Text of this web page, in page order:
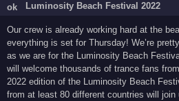
Luminosity Beach Festival 2022
Our crew is already working hard at the
everything is set for Thursday! We’re
as we are for the Luminosity Beach
will welcome thousands of trance fans
2022 edition of the Luminosity Beach
from at least 80 different countries will